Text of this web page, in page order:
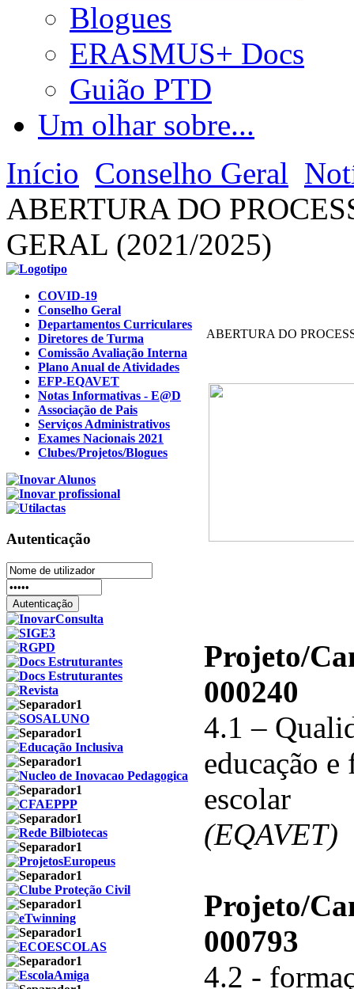
Blogues
ERASMUS+ Docs
Guião PTD
Um olhar sobre...
Início Conselho Geral
ABERTURA DO
GERAL (2021/2025)
ABERTURA DO
Projeto/
000240
4.1 –
educação e
escolar
(EQAVET)
Projeto/
000793
4.2 -
COVID-19
Conselho Geral
Departamentos Curriculares
Diretores de Turma
Comissão Avaliação Interna
Plano Anual de Atividades
EFP-EQAVET
Notas Informativas - E@D
Associação de Pais
Serviços Administrativos
Exames Nacionais 2021
Clubes/Projetos/Blogues
Autenticação